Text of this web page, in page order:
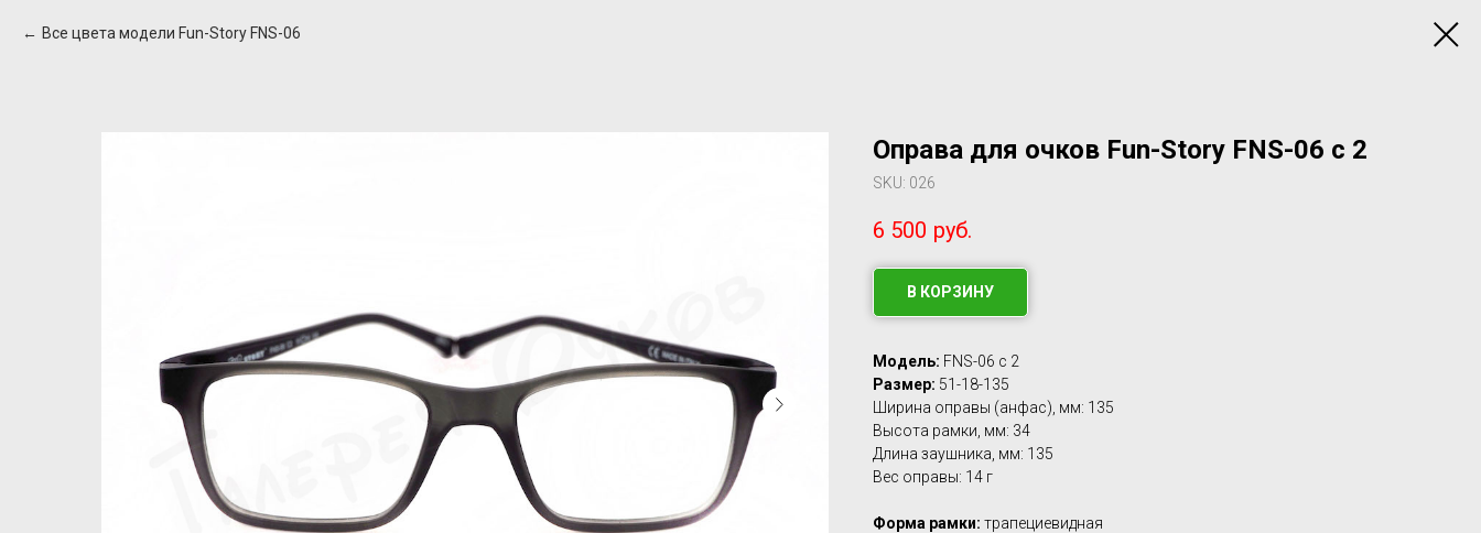
Все цвета модели Fun-Story FNS-06
Оправа для очков Fun-Story FNS-06 с 2
SKU: 026
6 500 руб.
В КОРЗИНУ
Модель: FNS-06 c 2
Размер: 51-18-135
Ширина оправы (анфас), мм: 135
Высота рамки, мм: 34
Длина заушника, мм: 135
Вес оправы: 14 г
Форма рамки: трапециевидная